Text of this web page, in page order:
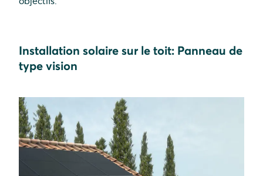
Installation solaire sur le toit: Panneau de
type vision